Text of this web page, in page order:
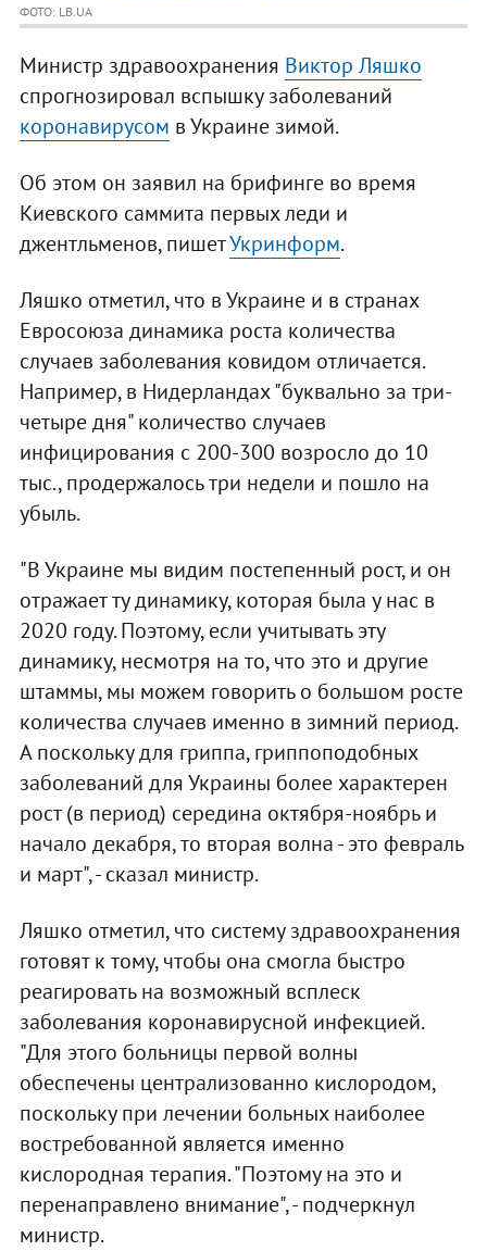
ФОТО: LB.UA
Министр здравоохранения Виктор Ляшко
спрогнозировал вспышку заболеваний
коронавирусом в Украине зимой.
Об этом он заявил на брифинге во время
Киевского саммита первых леди и
джентльменов, пишетУкринформ.
Ляшко отметил, что в Украине и в странах
Евросоюза динамика роста количества
случаев заболевания ковидом отличается.
Например, в Нидерландах "буквально за три-
четыре дня" количество случаев
инфицирования с 200-300 возросло до 10
тыс., продержалось три недели и пошло на
убыль.
"В Украине мы видим постепенный рост, и он
отражает ту динамику, которая была у нас в
2020 году. Поэтому, если учитывать эту
динамику, несмотря на то, что это и другие
штаммы, мы можем говорить о большом росте
количества случаев именно в зимний период.
А поскольку для гриппа, гриппоподобных
заболеваний для Украины более характерен
рост (в период) середина октября-ноябрь и
начало декабря, то вторая волна - это февраль
и март", - сказал министр.
Ляшко отметил, что систему здравоохранения
готовят к тому, чтобы она смогла быстро
реагировать на возможный всплеск
заболевания коронавирусной инфекцией.
"Для этого больницы первой волны
обеспечены централизованно кислородом,
поскольку при лечении больных наиболее
востребованной является именно
кислородная терапия. "Поэтому на это и
перенаправлено внимание", - подчеркнул
министр.